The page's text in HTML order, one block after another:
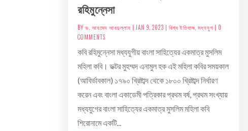
রহিমুন্নেসা
BYড. আহমেদ আবদুল্লাহ | JAN 9, 2023 |বিশ্ব ইতিহাস,মধ্যযুগ | 0
COMMENTS
কবি রহিমুন্নেসা মধ্যযুগীয় বাংলা সাহিত্যের একমাত্র মুসলিম
মহিলা কবি। ডক্টর মুহম্মদ এনামুল হক এই মহিলা কবির সময়কাল
(আবির্ভাবকাল) ১৭৯০ খ্রিষ্টাব্দ থেকে ১৮০০ খ্রিষ্টাব্দ নির্ধারণ
করেন এবং বাংলা একাডেমী পত্রিকার প্রথম বর্ষ, প্রথম সংখ্যায়
মধ্যযুগের বাংলা সাহিত্যের একমাত্র মুসলিম মহিলা কবি
শিরোনামে একটি...